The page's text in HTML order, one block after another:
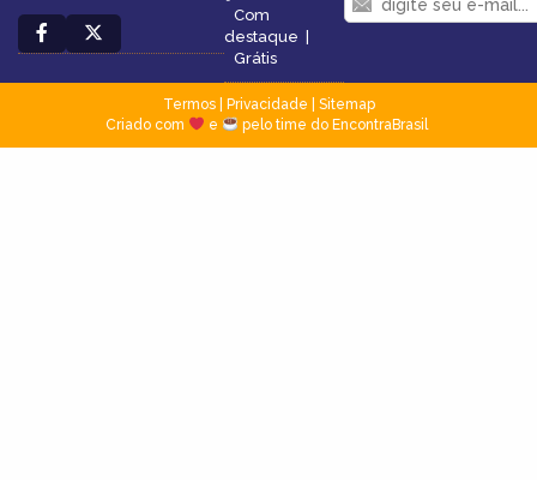
Com
destaque |
Grátis
Termos| Privacidade
Sitemap
Criado com
e pelo time do EncontraBrasil